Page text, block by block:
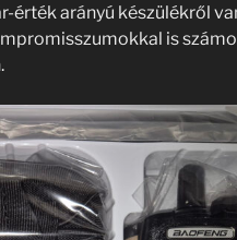
érték arányú készülékről
is